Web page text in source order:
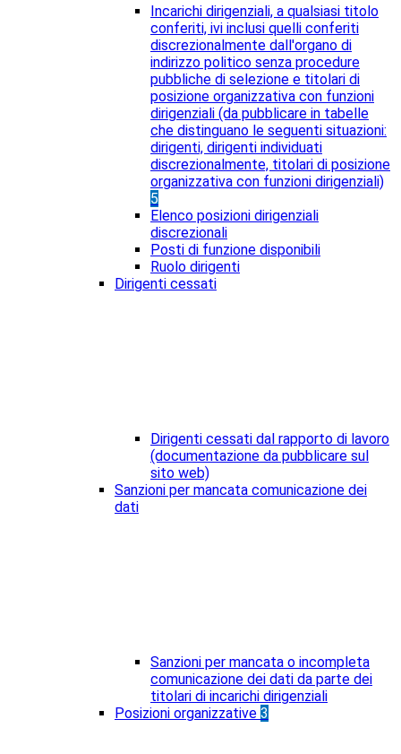
Incarichi dirigenziali, a qualsiasi titolo
conferiti, ivi inclusi quelli conferiti
discrezionalmente dall'organo di
indirizzo politico senza procedure
pubbliche di selezione e titolari di
posizione organizzativa con funzioni
dirigenziali (da pubblicare in tabelle
che distinguano le seguenti situazioni:
dirigenti, dirigenti individuati
discrezionalmente, titolari di posizione
organizzativa con funzioni dirigenziali)
5
Elenco posizioni dirigenziali
discrezionali
Posti di funzione disponibili
Ruolo dirigenti
Dirigenti cessati
Dirigenti cessati dal rapporto di lavoro
(documentazione da pubblicare sul
sito web)
Sanzioni per mancata comunicazione dei
dati
Sanzioni per mancata o incompleta
comunicazione dei dati da parte dei
titolari di incarichi dirigenziali
Posizioni organizzative 3